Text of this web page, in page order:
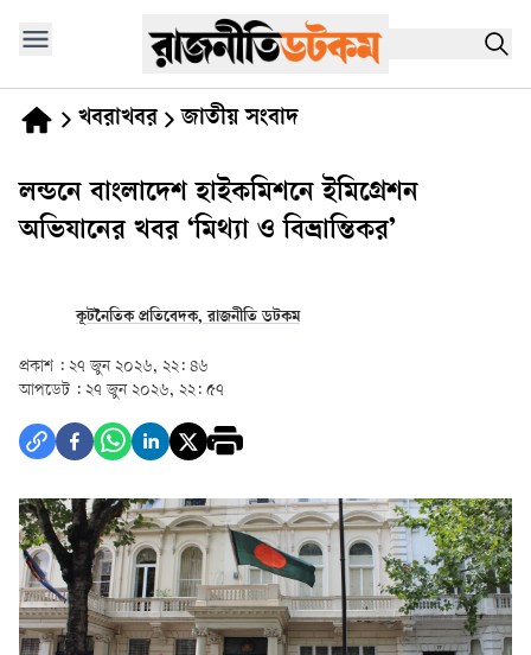
খবরাখবর জাতীয় সংবাদ
লন্ডনে বাংলাদেশ হাইকমিশনে ইমিগ্রেশন
অভিযানের খবর ‘মিথ্যা ও বিভ্রান্তিকর’
কূটনৈতিক প্রতিবেদক, রাজনীতি ডটকম
প্রকাশ : ২৭ জুন ২০২৬, ২২: ৪৬
আপডেট : ২৭ জুন ২০২৬, ২২: ৫৭